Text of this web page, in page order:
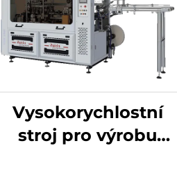
Vysokorychlostní
stroj pro výrobu